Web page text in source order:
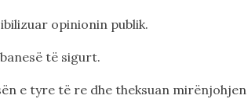
opinionin publik.
të sigurt.
e tyre të re dhe theksuan mirënjohjen